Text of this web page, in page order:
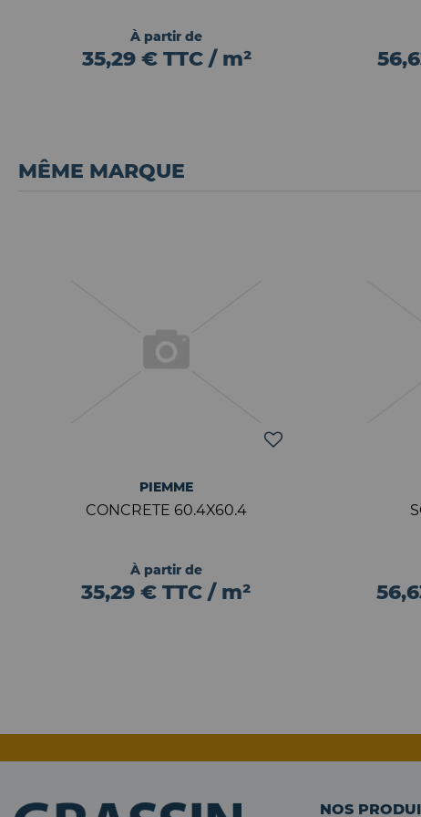
À partir de
35,29 € TTC / m²
MÊME MARQUE
PIEMME
CONCRETE 60.4X60.4
À partir de
35,29 € TTC / m²
NOS